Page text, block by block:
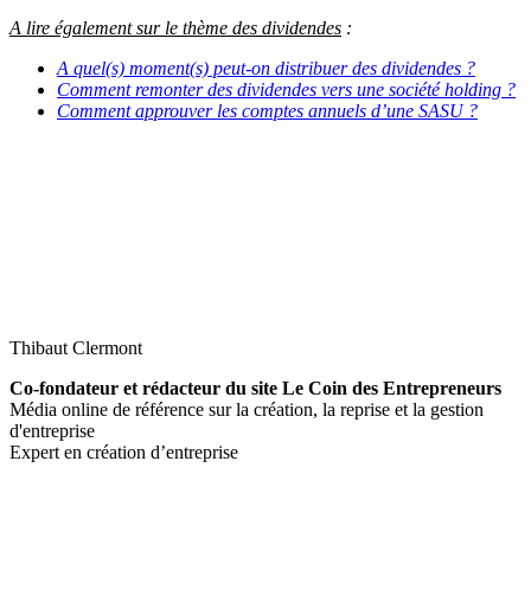
A lire également sur le thème des dividendes :
A quel(s) moment(s) peut-on distribuer des dividendes ?
Comment remonter des dividendes vers une société holding ?
Comment approuver les comptes annuels d’une SASU ?
Thibaut Clermont
Co-fondateur et rédacteur du site Le Coin des Entrepreneurs
Média online de référence sur la création, la reprise et la gestion
d'entreprise
Expert en création d’entreprise